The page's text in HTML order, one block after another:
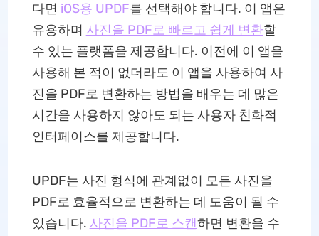
다면 iOS용 UPDF를 선택해야 합니다. 이 앱은
유용하며 사진을 PDF로 빠르고 쉽게 변환할
수 있는 플랫폼을 제공합니다. 이전에 이 앱을
사용해 본 적이 없더라도 이 앱을 사용하여 사
진을 PDF로 변환하는 방법을 배우는 데 많은
시간을 사용하지 않아도 되는 사용자 친화적
인터페이스를 제공합니다.
UPDF는 사진 형식에 관계없이 모든 사진을
PDF로 효율적으로 변환하는 데 도움이 될 수
있습니다. 사진을 PDF로 스캔하면 변환을 수